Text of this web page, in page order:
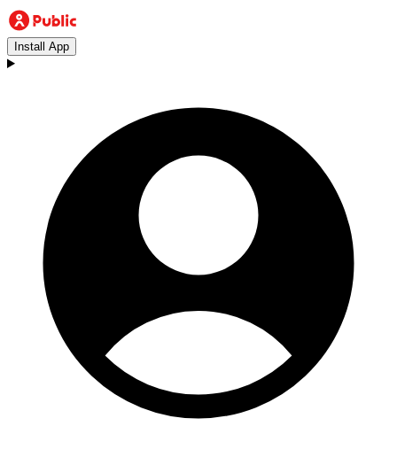
Install App